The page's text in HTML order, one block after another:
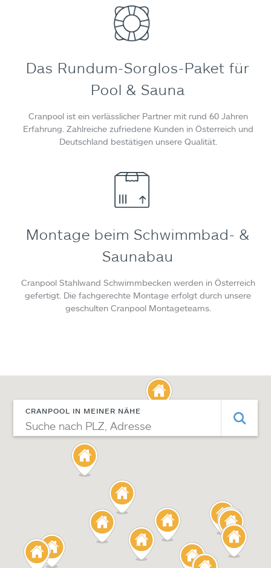
Das Rundum-Sorglos-Paket für
Pool & Sauna
Cranpool ist ein verlässlicher Partner mit rund 60 Jahren
Erfahrung. Zahlreiche zufriedene Kunden in Österreich und
Deutschland bestätigen unsere Qualität.
Montage beim Schwimmbad- &
Saunabau
Cranpool Stahlwand Schwimmbecken werden in Österreich
gefertigt. Die fachgerechte Montage erfolgt durch unsere
geschulten Cranpool Montageteams.
CRANPOOL IN MEINER NÄHE